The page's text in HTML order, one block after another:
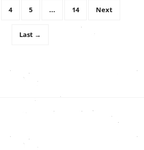
4 5 ... 14 Next
Last →